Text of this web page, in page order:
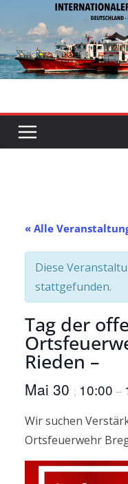
Inhalt
springen
« Alle
Diese
stattgefunden.
Tag der
Rieden –
Mai 30 ; 10:00 –
Wir suchen
Ortsfeuerwehr